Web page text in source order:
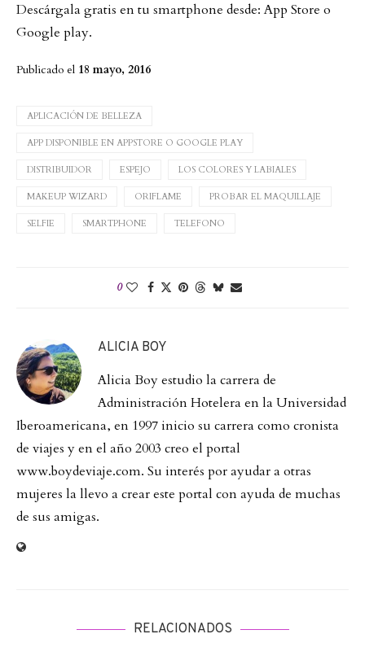
Descárgala gratis en tu smartphone desde: App Store o
Google play.
Publicado el 18 mayo, 2016
APLICACIÓN DE BELLEZA
APP DISPONIBLE EN APPSTORE O GOOGLE PLAY
DISTRIBUIDOR ESPEJO LOS COLORES Y LABIALES
MAKEUP WIZARD ORIFLAME PROBAR EL MAQUILLAJE
SELFIE SMARTPHONE TELEFONO
0
ALICIA BOY
Alicia Boy estudio la carrera de
Administración Hotelera en la Universidad
Iberoamericana, en 1997 inicio su carrera como cronista
de viajes y en el año 2003 creo el portal
www.boydeviaje.com. Su interés por ayudar a otras
mujeres la llevo a crear este portal con ayuda de muchas
de sus amigas.
RELACIONADOS